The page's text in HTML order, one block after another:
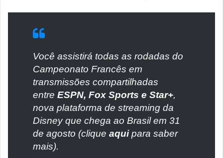
Você assistirá todas as rodadas do
Campeonato Francês em
transmissões compartilhadas
entre ESPN, Fox Sports e Star+,
nova plataforma de streaming da
Disney que chega ao Brasil em 31
de agosto (clique aquipara saber
mais).